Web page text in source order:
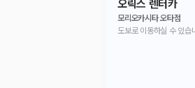
오릭스 렌터카
모리오카시타 오타점
도보로 이동하실 수 있